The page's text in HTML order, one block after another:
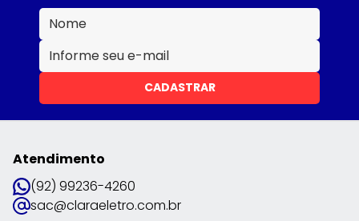
CADASTRAR
Atendimento
(92) 99236-4260
sac@claraeletro.com.br